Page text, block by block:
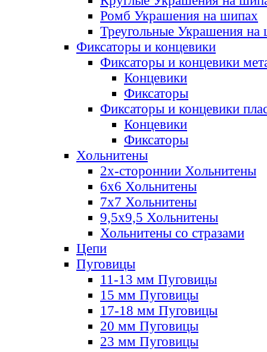
Ромб Украшения на шипах
Треугольные Украшения на
Фиксаторы и концевики
Фиксаторы и концевики
Концевики
Фиксаторы
Фиксаторы и концевики
Концевики
Фиксаторы
Хольнитены
2х-стороннии Хольнитены
6х6 Хольнитены
7х7 Хольнитены
9,5х9,5 Хольнитены
Хольнитены со стразами
Цепи
Пуговицы
11-13 мм Пуговицы
15 мм Пуговицы
17-18 мм Пуговицы
20 мм Пуговицы
23 мм Пуговицы